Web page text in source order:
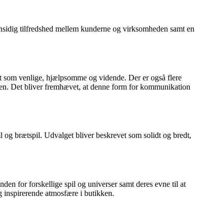
tilfredshed mellem kunderne og virksomheden samt en
venlige, hjælpsomme og vidende. Der er også flere
Det bliver fremhævet, at denne form for kommunikation
og brætspil. Udvalget bliver beskrevet som solidt og bredt,
for forskellige spil og universer samt deres evne til at
inspirerende atmosfære i butikken.